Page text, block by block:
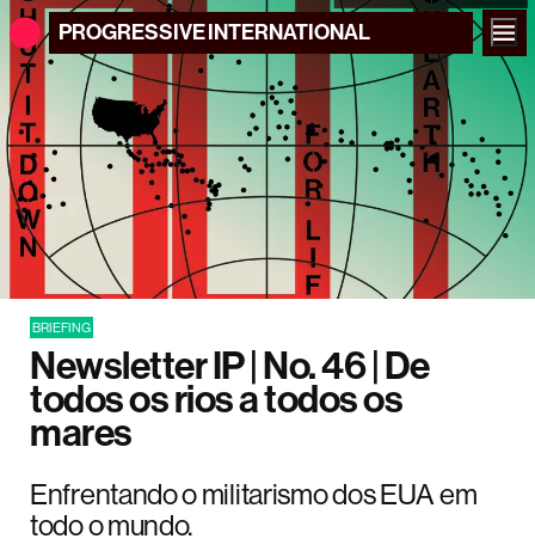
PROGRESSIVEINTERNATIONAL
BRIEFING
Newsletter IP | No. 46 | De
todos os rios a todos os
mares
Enfrentando o militarismo dos EUA em
todo o mundo.